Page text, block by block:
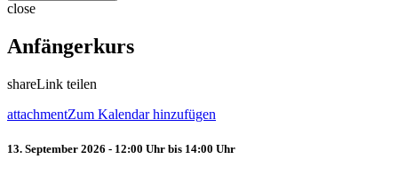
close
Anfängerkurs
shareLink teilen
attachmentZum Kalendar hinzufügen
13. September 2026 - 12:00 Uhr bis 14:00 Uhr